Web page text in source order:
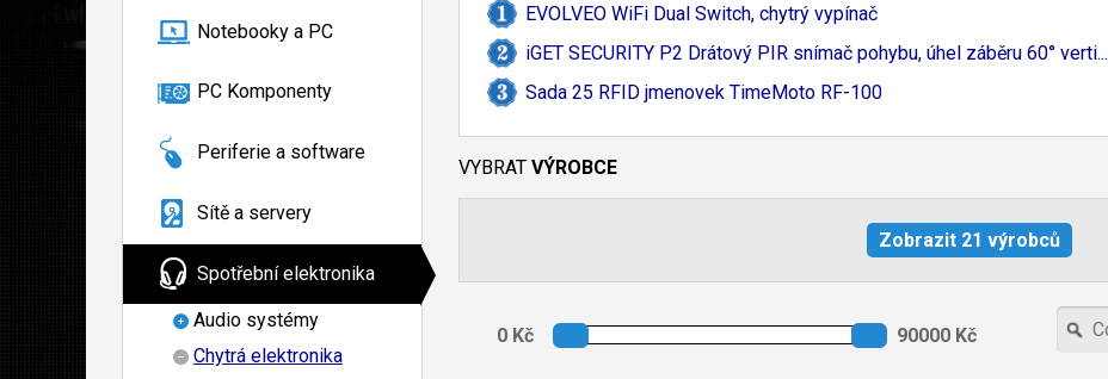
Notebooky a PC
PC Komponenty
Periferie a software
Sítě a servery
Spotřební elektronika
Audio systémy
Chytrá elektronika
EVOLVEO WiFi Dual Switch, chytrý vypínač
iGET SECURITY P2 Drátový PIR snímač pohybu, úhel záběru 60° verti...
Sada 25 RFID jmenovek TimeMoto RF-100
VYBRAT VÝROBCE